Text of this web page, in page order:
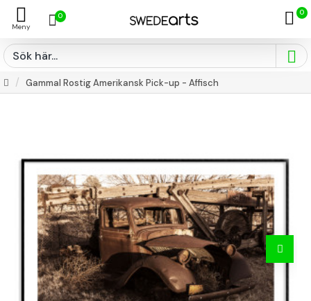
0 0
Gammal Rostig Amerikansk Pick-up - Affisch